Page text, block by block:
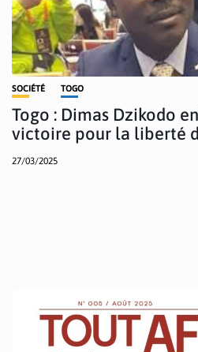
SOCIÉTÉ TOGO
Togo : Dimas Dzikodo
victoire pour la liberté
27/03/2025